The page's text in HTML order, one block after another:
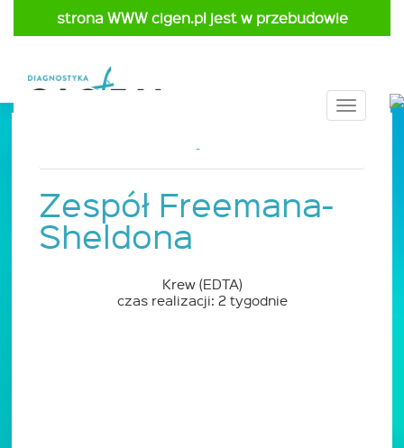
strona WWW cigen.pl jest w przebudowie
Toggle
Zespół Freemana-
Sheldona
Krew (EDTA)
czas realizacji: 2 tygodnie